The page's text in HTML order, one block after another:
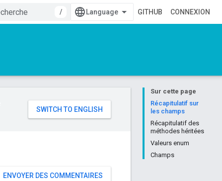
/
GITHUB CONNEXION
Sur cette page
Récapitulatif sur
les champs
Récapitulatif des
méthodes héritées
Valeurs enum
Champs
ENVOYER DES COMMENTAIRES